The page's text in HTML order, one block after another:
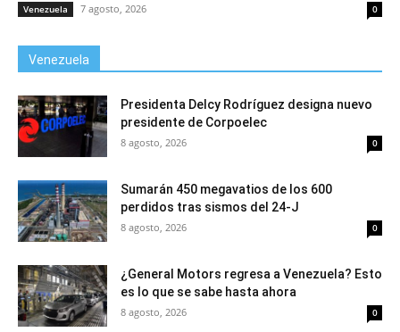
Venezuela 7 agosto, 2026 0
Venezuela
Presidenta Delcy Rodríguez designa nuevo
presidente de Corpoelec
8 agosto, 2026 0
Sumarán 450 megavatios de los 600
perdidos tras sismos del 24-J
8 agosto, 2026 0
¿General Motors regresa a Venezuela? Esto
es lo que se sabe hasta ahora
8 agosto, 2026 0